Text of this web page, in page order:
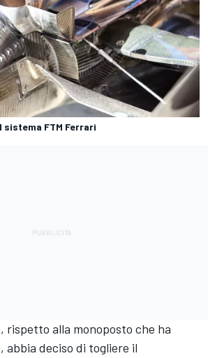
FTM Ferrari
rispetto alla monoposto che ha
deciso di togliere il